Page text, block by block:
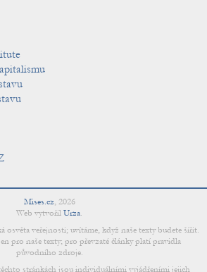
Mises.cz, 2026
Web vytvořil Urza.
osvěta veřejnosti; uvítáme, když naše texty budete šířit.
pro naše texty; pro převzaté články platí pravidla
původního zdroje.
stránkách jsou individuálními vyjádřeními jejich